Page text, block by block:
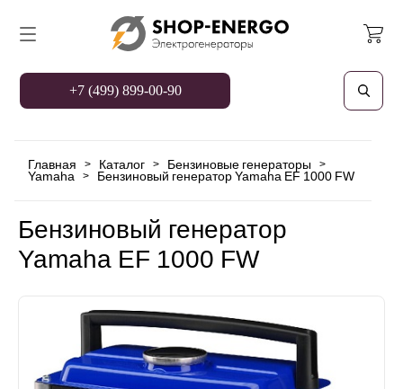
+7 (499) 899-00-90
Главная > Каталог > Бензиновые генераторы >
Yamaha > Бензиновый генератор Yamaha EF 1000 FW
Бензиновый генератор
Yamaha EF 1000 FW